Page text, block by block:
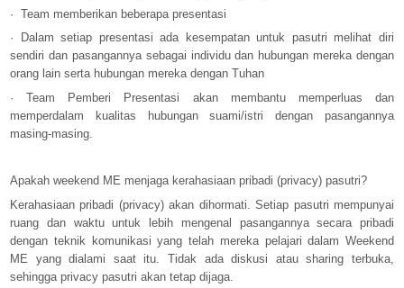
· Team memberikan beberapa presentasi
·
Dalam setiap presentasi ada kesempatan untuk pasutri melihat diri
sendiri dan pasangannya sebagai individu dan hubungan mereka dengan
orang lain serta hubungan mereka dengan Tuhan
·Team Pemberi Presentasi akan membantu memperluas dan
memperdalam kualitas hubungan suami/istri dengan pasangannya
masing-masing.
Apakah weekend ME menjaga kerahasiaan pribadi (privacy) pasutri?
Kerahasiaan pribadi (privacy) akan dihormati. Setiap pasutri mempunyai
ruang dan waktu untuk lebih mengenal pasangannya secara pribadi
dengan teknik komunikasi yang telah mereka pelajari dalam Weekend
ME yang dialami saat itu. Tidak ada diskusi atau sharing terbuka,
sehingga privacy pasutri akan tetap dijaga.